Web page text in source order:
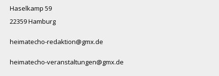
Haselkamp 59
22359 Hamburg
heimatecho-redaktion@gmx.de
heimatecho-veranstaltungen@gmx.de